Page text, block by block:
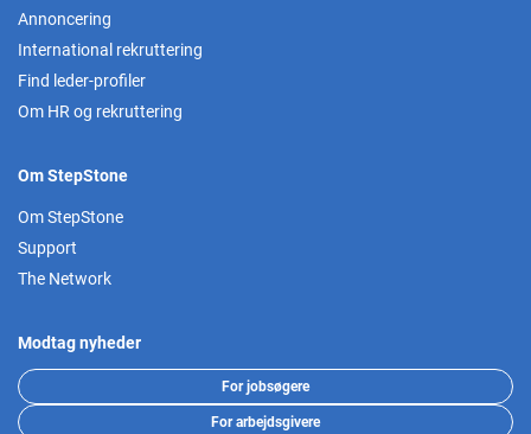
Annoncering
International rekruttering
Find leder-profiler
Om HR og rekruttering
Om StepStone
Om StepStone
Support
The Network
Modtag nyheder
For jobsøgere
For arbejdsgivere